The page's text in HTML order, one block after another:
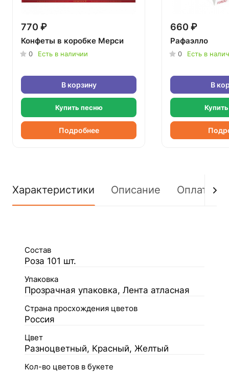
770 ₽
Конфеты в коробке Мерси
0 Есть в наличии
В корзину
Купить песню
Подробнее
660 ₽
Рафаэлло
0 Есть в
В
Характеристики Описание Оплата
Состав
Роза 101 шт.
Упаковка
Прозрачная упаковка, Лента атласная
Страна просхождения цветов
Россия
Цвет
Разноцветный, Красный, Желтый
Кол-во цветов в букете